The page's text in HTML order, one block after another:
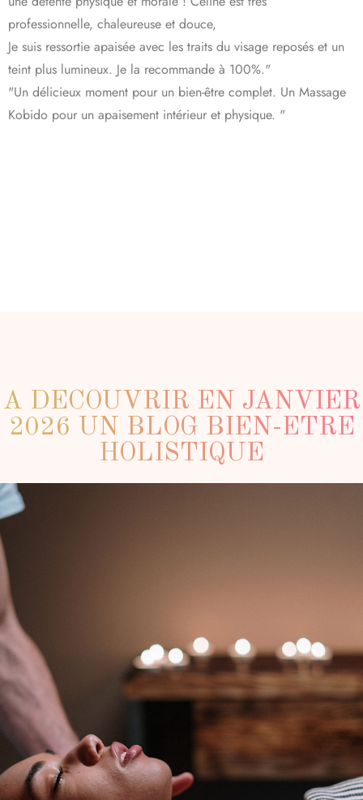
professionnelle, chaleureuse et douce,
Je suis ressortie apaisée avec les traits du visage reposés et un
teint plus lumineux. Je la recommande à 100%."
"Un délicieux moment pour un bien-être complet. Un Massage
Kobido pour un apaisement intérieur et physique. "
A DECOUVRIR EN JANVIER
2026 UN BLOG BIEN-ETRE
HOLISTIQUE